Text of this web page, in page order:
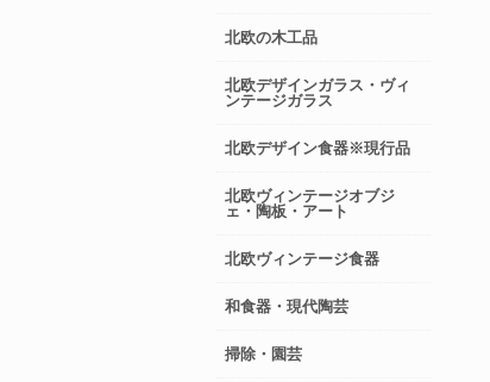
北欧の木工品
北欧デザインガラス・ヴィ
ンテージガラス
北欧デザイン食器※現行品
北欧ヴィンテージオブジ
ェ・陶板・アート
北欧ヴィンテージ食器
和食器・現代陶芸
掃除・園芸